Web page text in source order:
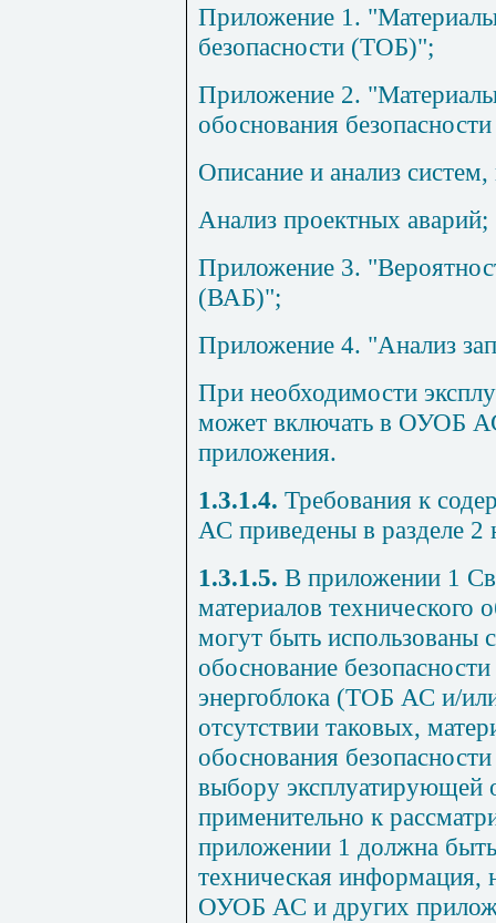
Приложение 1.
безопасности (ТОБ)";
Приложение 2.
обоснования
Описание и анализ
Анализ проектных аварий;
Приложение 3.
(ВАБ)";
Приложение 4. "Анализ
При необходимости
может включать в ОУОБ
приложения.
1.3.1.4. Требования к
АС приведены в разделе 2
1.3.1.5. В приложении 1
материалов технического
могут быть использованы
обоснование
энергоблока (ТОБ АС и/
отсутствии таковых,
обоснования
выбору эксплуатирующей
применительно к
приложении 1 должна быть
техническая информация,
ОУОБ АС и других